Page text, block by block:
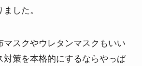
した。
マスクやウレタンマスクもいい
対策を本格的にするならやっぱ